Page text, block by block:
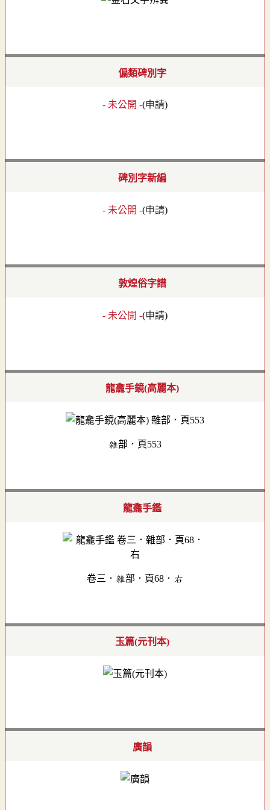
偏類碑別字
- 未公開 -(申請)
碑別字新編
- 未公開 -(申請)
敦煌俗字譜
- 未公開 -(申請)
龍龕手鏡(高麗本)
雜部．頁553
龍龕手鑑
卷三．雜部．頁68．右
玉篇(元刊本)
廣韻